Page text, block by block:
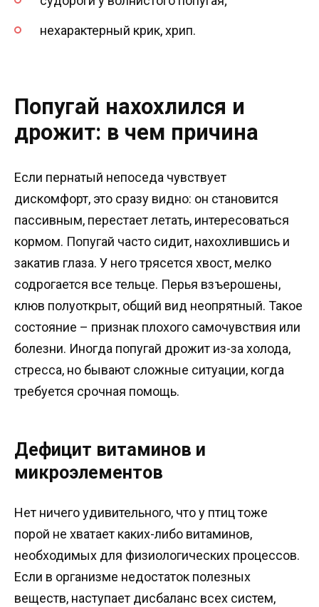
нехарактерный крик, хрип.
Попугай нахохлился и
дрожит: в чем причина
Если пернатый непоседа чувствует
дискомфорт, это сразу видно: он становится
пассивным, перестает летать, интересоваться
кормом. Попугай часто сидит, нахохлившись и
закатив глаза. У него трясется хвост, мелко
содрогается все тельце. Перья взъерошены,
клюв полуоткрыт, общий вид неопрятный. Такое
состояние – признак плохого самочувствия или
болезни. Иногда попугай дрожит из-за холода,
стресса, но бывают сложные ситуации, когда
требуется срочная помощь.
Дефицит витаминов и
микроэлементов
Нет ничего удивительного, что у птиц тоже
порой не хватает каких-либо витаминов,
необходимых для физиологических процессов.
Если в организме недостаток полезных
веществ, наступает дисбаланс всех систем,